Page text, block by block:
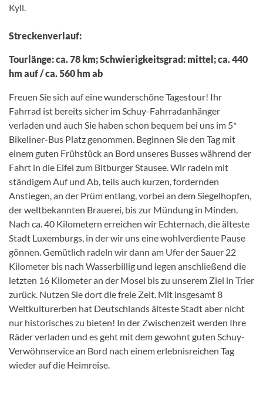
Kyll.
Streckenverlauf:
Tourlänge: ca. 78 km; Schwierigkeitsgrad: mittel; ca. 440
hm auf / ca. 560 hm ab
Freuen Sie sich auf eine wunderschöne Tagestour! Ihr
Fahrrad ist bereits sicher im Schuy-Fahrradanhänger
verladen und auch Sie haben schon bequem bei uns im 5*
Bikeliner-Bus Platz genommen. Beginnen Sie den Tag mit
einem guten Frühstück an Bord unseres Busses während der
Fahrt in die Eifel zum Bitburger Stausee. Wir radeln mit
ständigem Auf und Ab, teils auch kurzen, fordernden
Anstiegen, an der Prüm entlang, vorbei an dem Siegelhopfen,
der weltbekannten Brauerei, bis zur Mündung in Minden.
Nach ca. 40 Kilometern erreichen wir Echternach, die älteste
Stadt Luxemburgs, in der wir uns eine wohlverdiente Pause
gönnen. Gemütlich radeln wir dann am Ufer der Sauer 22
Kilometer bis nach Wasserbillig und legen anschließend die
letzten 16 Kilometer an der Mosel bis zu unserem Ziel in Trier
zurück. Nutzen Sie dort die freie Zeit. Mit insgesamt 8
Weltkulturerben hat Deutschlands älteste Stadt aber nicht
nur historisches zu bieten! In der Zwischenzeit werden Ihre
Räder verladen und es geht mit dem gewohnt guten Schuy-
Verwöhnservice an Bord nach einem erlebnisreichen Tag
wieder auf die Heimreise.